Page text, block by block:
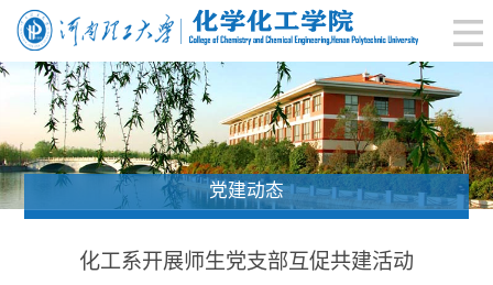
党建动态
化工系开展师生党支部互促共建活动